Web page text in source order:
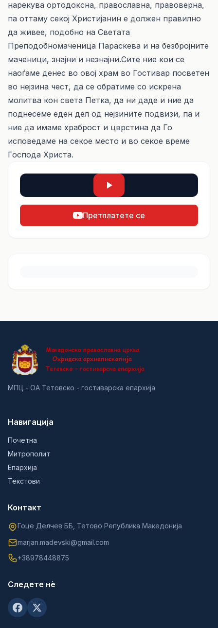
нарекува ортодоксна, православна, правоверна,
па оттаму секој Христијанин е должен правилно
да живее, подобно на Светата
Преподобномаченица Параскева и на безбројните
маченици, знајни и незнајни.Сите ние кои се
наоѓаме денес во овој храм во Гостивар посветен
во нејзина чест, да се обратиме со искрена
молитва кон света Петка, да ни даде и ние да
поднесеме еден дел од нејзините подвизи, па и
ние да имаме храброст и цврстина да Го
исповедаме на секое место и во секое време
Господа Христа.
Претплатете се
МПЦ - ОА Тетовско - гостиварска епархија
Навигација
Почетна
Митрополит
Епархија
Текстови
Контакт
Гоце Делчев ББ, Тетово Република Македонија
marjan.madevski@gmail.com
+38978448875
Следете нè